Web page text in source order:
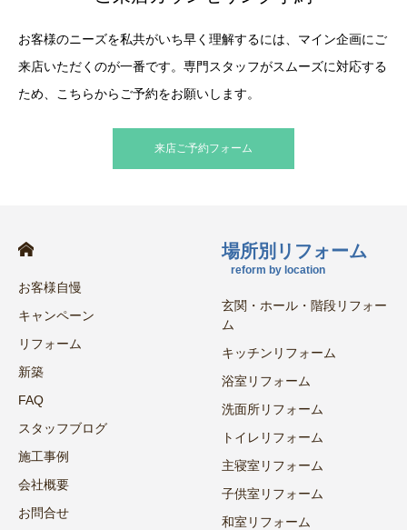
お客様のニーズを私共がいち早く理解するには、マイン企画にご
来店いただくのが一番です。専門スタッフがスムーズに対応する
ため、こちらからご予約をお願いします。
来店ご予約フォーム
お客様自慢
キャンペーン
リフォーム
新築
FAQ
スタッフブログ
施工事例
会社概要
お問合せ
場所別リフォーム
reform by location
玄関・ホール・階段リフォー
ム
キッチンリフォーム
浴室リフォーム
洗面所リフォーム
トイレリフォーム
主寝室リフォーム
子供室リフォーム
和室リフォーム